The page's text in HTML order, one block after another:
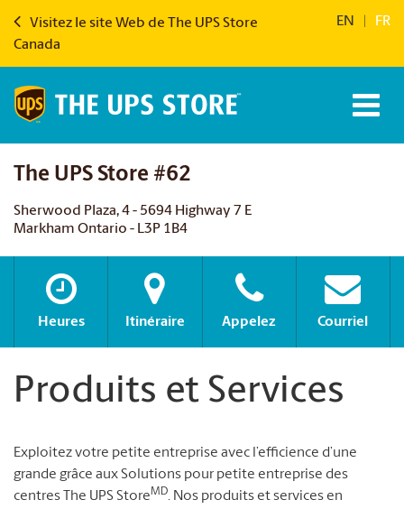
Visitez le site Web de The UPS Store
Canada
EN FR
The UPS Store #62
Sherwood Plaza, 4 - 5694 Highway 7 E
Markham Ontario - L3P 1B4
Heures Itinéraire Appelez Courriel
Produits et Services
Exploitez votre petite entreprise avec l’efficience d’une
grande grâce aux Solutions pour petite entreprise des
centres The UPS StoreMD. Nos produits et services en